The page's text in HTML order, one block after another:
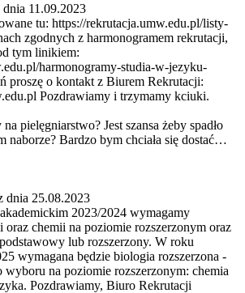
11.09.2023
tu: https://rekrutacja.umw.edu.pl/listy-
zgodnych z harmonogramem rekrutacji,
tym linikiem:
harmonogramy-studia-w-jezyku-
proszę o kontakt z Biurem Rekrutacji:
Pozdrawiamy i trzymamy kciuki.
pielęgniarstwo? Jest szansa żeby spadło
naborze? Bardzo bym chciała się dostać…
dnia 25.08.2023
2023/2024 wymagamy
chemii na poziomie rozszerzonym oraz
lub rozszerzony. W roku
wymagana będzie biologia rozszerzona -
na poziomie rozszerzonym: chemia
Pozdrawiamy, Biuro Rekrutacji